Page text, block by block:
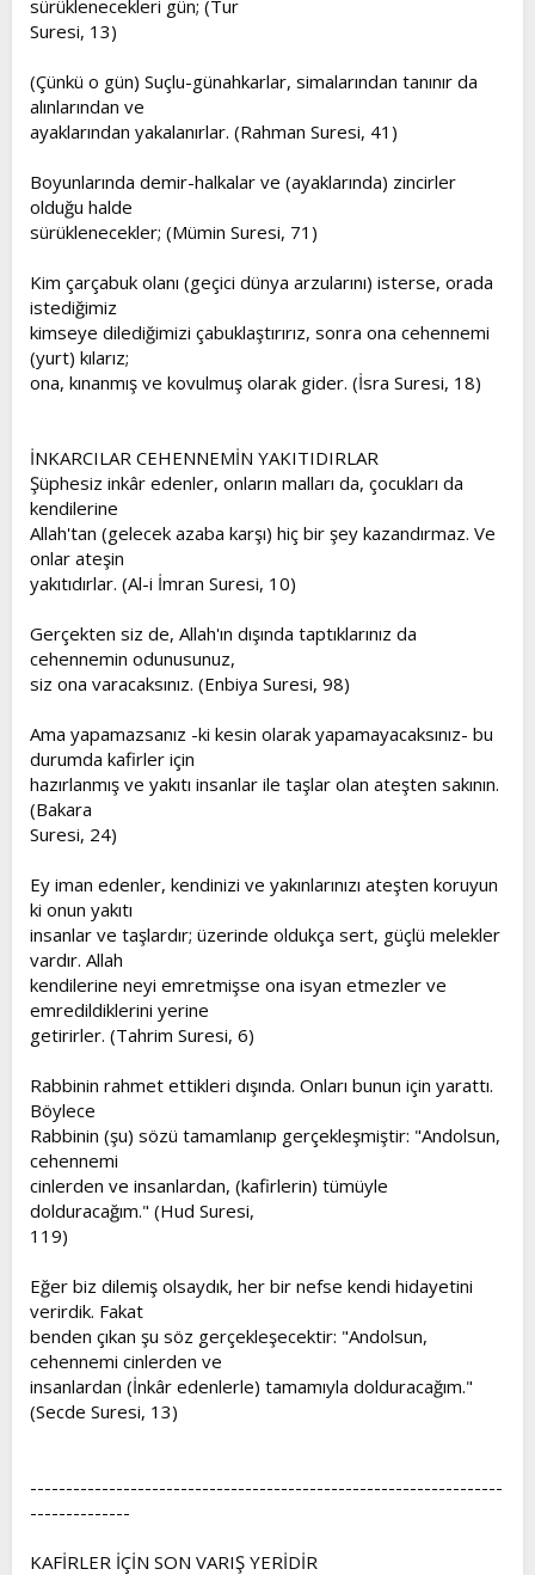
t
a
i
sürüklenecekleri gün; (Tur
Suresi, 13)
(Çünkü o gün) Suçlu-günahkarlar, simalarından tanınır da
alınlarından ve
ayaklarından yakalanırlar. (Rahman Suresi, 41)
Boyunlarında demir-halkalar ve (ayaklarında) zincirler
olduğu halde
sürüklenecekler; (Mümin Suresi, 71)
Kim çarçabuk olanı (geçici dünya arzularını) isterse, orada
istediğimiz
kimseye dilediğimizi çabuklaştırırız, sonra ona cehennemi
(yurt) kılarız;
ona, kınanmış ve kovulmuş olarak gider. (İsra Suresi, 18)
İNKARCILAR CEHENNEMİN YAKITIDIRLAR
Şüphesiz inkâr edenler, onların malları da, çocukları da
kendilerine
Allah'tan (gelecek azaba karşı) hiç bir şey kazandırmaz. Ve
onlar ateşin
yakıtıdırlar. (Al-i İmran Suresi, 10)
Gerçekten siz de, Allah'ın dışında taptıklarınız da
cehennemin odunusunuz,
siz ona varacaksınız. (Enbiya Suresi, 98)
Ama yapamazsanız -ki kesin olarak yapamayacaksınız- bu
durumda kafirler için
hazırlanmış ve yakıtı insanlar ile taşlar olan ateşten sakının.
(Bakara
Suresi, 24)
Ey iman edenler, kendinizi ve yakınlarınızı ateşten koruyun
ki onun yakıtı
insanlar ve taşlardır; üzerinde oldukça sert, güçlü melekler
vardır. Allah
kendilerine neyi emretmişse ona isyan etmezler ve
emredildiklerini yerine
getirirler. (Tahrim Suresi, 6)
Rabbinin rahmet ettikleri dışında. Onları bunun için yarattı.
Böylece
Rabbinin (şu) sözü tamamlanıp gerçekleşmiştir: "Andolsun,
cehennemi
cinlerden ve insanlardan, (kafirlerin) tümüyle
dolduracağım." (Hud Suresi,
119)
Eğer biz dilemiş olsaydık, her bir nefse kendi hidayetini
verirdik. Fakat
benden çıkan şu söz gerçekleşecektir: "Andolsun,
cehennemi cinlerden ve
insanlardan (İnkâr edenlerle) tamamıyla dolduracağım."
(Secde Suresi, 13)
------------------------------------------------------------------
--------------
KAFİRLER İÇİN SON VARIŞ YERİDİR